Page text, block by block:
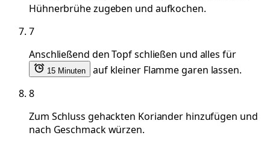
Hühnerbrühe zugeben und aufkochen.
7
Anschließend den Topf schließen und alles für
15 Minuten
auf kleiner Flamme garen lassen.
8
Zum Schluss gehackten Koriander hinzufügen und
nach Geschmack würzen.